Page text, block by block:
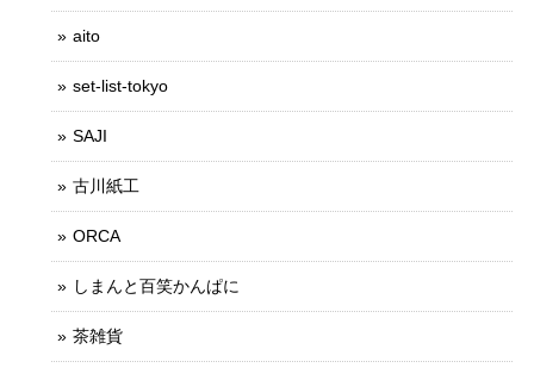
aito
set-list-tokyo
SAJI
古川紙工
ORCA
しまんと百笑かんぱに
茶雑貨